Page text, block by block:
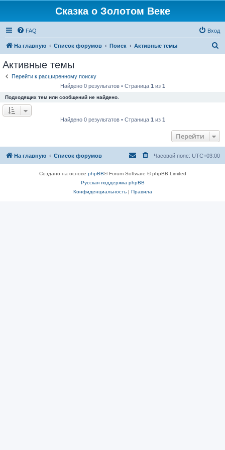
Сказка о Золотом Веке
FAQ Вход
На главную Список форумов Поиск Активные темы
Активные темы
Перейти к расширенному поиску
Найдено 0 результатов • Страница 1 из 1
Подходящих тем или сообщений не найдено.
Найдено 0 результатов • Страница 1 из 1
Перейти
На главную Список форумов Часовой пояс: UTC+03:00
Создано на основе phpBB® Forum Software © phpBB Limited
Русская поддержка phpBB
Конфиденциальность| Правила